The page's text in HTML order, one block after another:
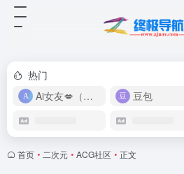
热门
Ai女友💋（在线畅玩）
豆包
首页 • 二次元 • ACG社区 • 正文